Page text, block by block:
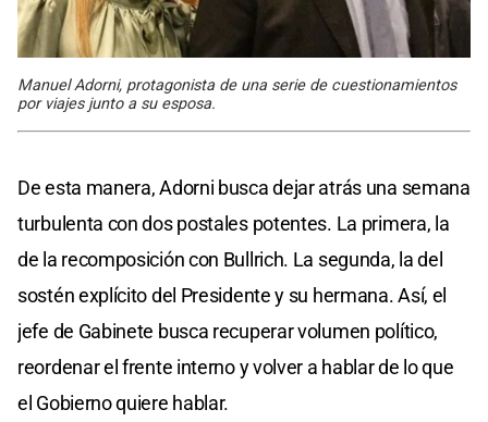
Manuel Adorni, protagonista de una serie de cuestionamientos
por viajes junto a su esposa.
De esta manera, Adorni busca dejar atrás una semana
turbulenta con dos postales potentes. La primera, la
de la recomposición con Bullrich. La segunda, la del
sostén explícito del Presidente y su hermana. Así, el
jefe de Gabinete busca recuperar volumen político,
reordenar el frente interno y volver a hablar de lo que
el Gobierno quiere hablar.